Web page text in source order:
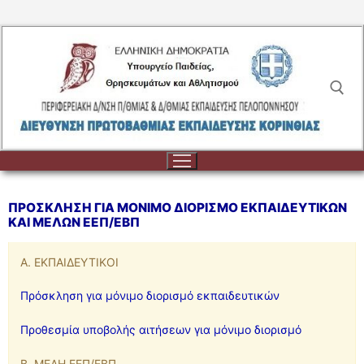
περιεχόμενο
Αναζήτηση για:
Αναζήτηση
για:
ΔΙΟΙΚΗΣΗ
ΔΙΟΙΚΗΣΗ
ΟΡΓΑΝΟΓΡΑΜΜΑ
ΣΧΟΛΕΙΑ
ΣΧΟΛΕΙΑ
ΕΚΠΑΙΔΕΥΤΙΚΟΙ
ΠΡΟΣΚΛΗΣΗ ΓΙΑ ΜΟΝΙΜΟ ΔΙΟΡΙΣΜΟ ΕΚΠΑΙΔΕΥΤΙΚΩΝ
ΚΑΙ ΜΕΛΩΝ ΕΕΠ/ΕΒΠ
Α. ΕΚΠΑΙΔΕΥΤΙΚΟΙ
Πρόσκληση για μόνιμο διορισμό εκπαιδευτικών
Προθεσμία υποβολής αιτήσεων για μόνιμο διορισμό